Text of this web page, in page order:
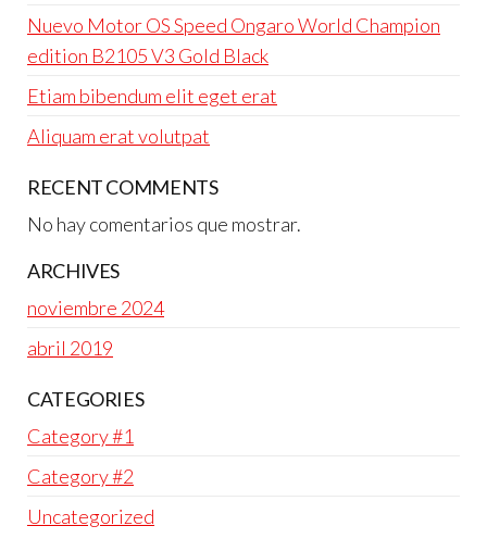
Nuevo Motor OS Speed Ongaro World Champion
edition B2105 V3 Gold Black
Etiam bibendum elit eget erat
Aliquam erat volutpat
RECENT COMMENTS
No hay comentarios que mostrar.
ARCHIVES
noviembre 2024
abril 2019
CATEGORIES
Category #1
Category #2
Uncategorized